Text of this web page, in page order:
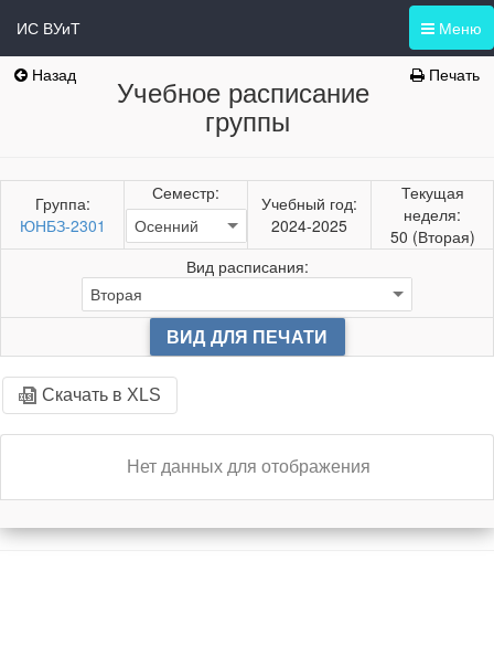
Меню
ИС ВУиТ
Назад Печать
Учебное расписание
группы
Группа:
ЮНБЗ-2301
Семестр:
Учебный год:
2024-2025
Текущая
неделя:
50 (Вторая)
Вид расписания:
ВИД ДЛЯ ПЕЧАТИ
Скачать в XLS
Нет данных для отображения